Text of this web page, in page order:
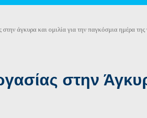
στην άγκυρα και ομιλία για την παγκόσμια ημέρα της
στην